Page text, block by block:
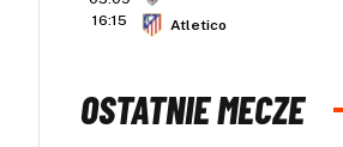
16:15
Atletico
OSTATNIE MECZE